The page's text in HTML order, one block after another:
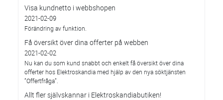
Visa kundnetto i webbshopen
2021-02-09
Förändring av funktion.
Få översikt över dina offerter på webben
2021-02-02
Nu kan du som kund snabbt och enkelt få översikt över dina
offerter hos Elektroskandia med hjälp av den nya söktjänsten
”Offertfråga”.
Allt fler självskannar i Elektroskandiabutiken!